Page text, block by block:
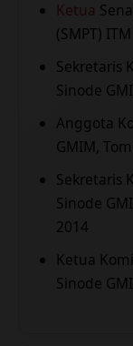
Ketua
(SMPT)
Sekretaris
Sinode
Anggota
GMIM,
Sekretaris
Sinode
2014
Ketua
Sinode